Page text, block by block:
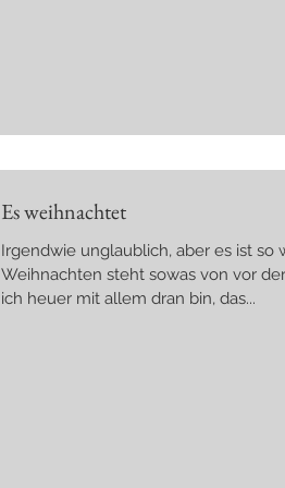
Es weihnachtet
Irgendwie unglaublich, aber es ist so
Weihnachten steht sowas von vor
ich heuer mit allem dran bin, das...